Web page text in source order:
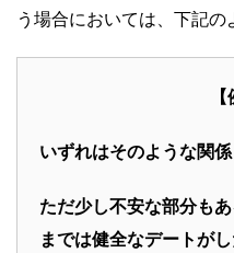
う場合においては、下記の
いずれはそのような関係
ただ少し不安な部分も
までは健全なデートがし